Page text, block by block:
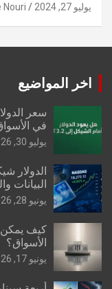
يوليو 27, 2024 Nouri
اخر المواضيع
سعر
في
يوليو 30, 2026
الدولار
البيانات
يونيو 28, 2026
كيف يمكن
الأسواق؟
يونيو 17, 2026